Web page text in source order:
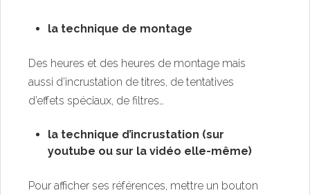
la technique de montage
Des heures et des heures de montage mais
aussi d’incrustation de titres, de tentatives
d’effets spéciaux, de filtres…
la technique d’incrustation (sur
youtube ou sur la vidéo elle-même)
Pour afficher ses références, mettre un bouton